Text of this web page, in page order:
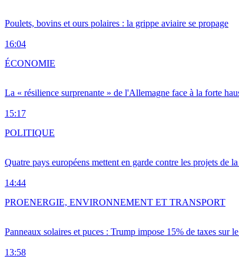
Poulets, bovins et ours polaires : la grippe aviaire se propage
16:04
La « résilience surprenante » de l'Allemagne face à la forte
15:17
ÉCONOMIE
Quatre pays européens mettent en garde contre les projets de
14:44
POLITIQUE
Panneaux solaires et puces : Trump impose 15% de taxes sur
13:58
PROENERGIE, ENVIRONNEMENT ET TRANSPORT